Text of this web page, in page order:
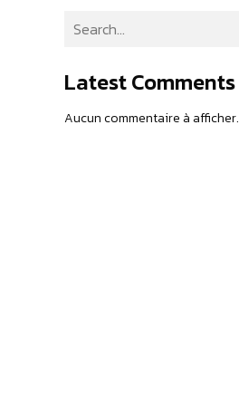
Latest Comments
Aucun commentaire à afficher.